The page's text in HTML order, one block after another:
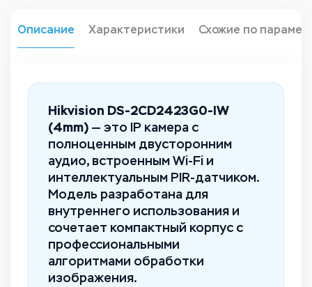
Описание Характеристики Схожие по
Hikvision DS-2CD2423G0-IW
(4mm) — это IP камера с
полноценным двусторонним
аудио, встроенным Wi-Fi и
интеллектуальным PIR-датчиком.
Модель разработана для
внутреннего использования и
сочетает компактный корпус с
профессиональными
алгоритмами обработки
изображения.